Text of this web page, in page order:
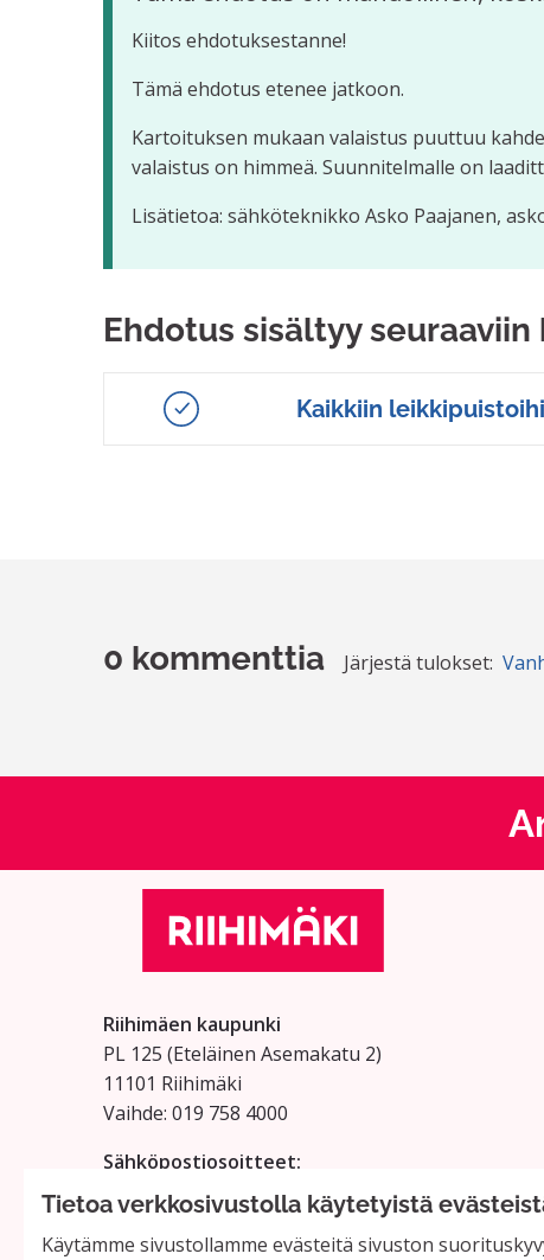
Tietoa verkkosivustolla käytetyistä
Käytämme sivustollamme evästeitä sivuston
Kiitos ehdotuksestanne!
Tämä ehdotus etenee jatkoon.
Kartoituksen mukaan valaistus puuttuu
valaistus on himmeä. Suunnitelmalle on
Lisätietoa: sähköteknikko Asko Paajanen,
Ehdotus sisältyy seuraaviin
Kaikkiin
0 kommenttia Järjestä tulokset:
Riihimäen kaupunki
PL 125 (Eteläinen Asemakatu 2)
11101 Riihimäki
Vaihde: 019 758 4000
Sähköpostiosoitteet:
etunimi.sukunimi@riihimaki.fi